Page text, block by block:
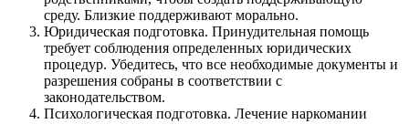
среду. Близкие поддерживают морально.
Юридическая подготовка. Принудительная помощь
требует соблюдения определенных юридических
процедур. Убедитесь, что все необходимые документы и
разрешения собраны в соответствии с
законодательством.
Психологическая подготовка. Лечение наркомании